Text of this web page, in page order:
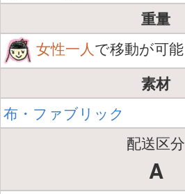
重量
女性一人で移動が可能
素材
布・ファブリック
配送区分
A